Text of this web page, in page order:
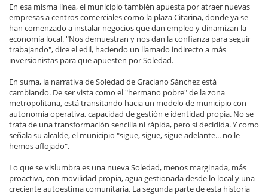
En esa misma línea, el municipio también apuesta por atraer nuevas
empresas a centros comerciales como la plaza Citarina, donde ya se
han comenzado a instalar negocios que dan empleo y dinamizan la
economía local. "Nos demuestran y nos dan la confianza para seguir
trabajando", dice el edil, haciendo un llamado indirecto a más
inversionistas para que apuesten por Soledad.
En suma, la narrativa de Soledad de Graciano Sánchez está
cambiando. De ser vista como el "hermano pobre" de la zona
metropolitana, está transitando hacia un modelo de municipio con
autonomía operativa, capacidad de gestión e identidad propia. No se
trata de una transformación sencilla ni rápida, pero sí decidida. Y como
señala su alcalde, el municipio "sigue, sigue, sigue adelante... no le
hemos aflojado".
Lo que se vislumbra es una nueva Soledad, menos marginada, más
proactiva, con movilidad propia, agua gestionada desde lo local y una
creciente autoestima comunitaria. La segunda parte de esta historia